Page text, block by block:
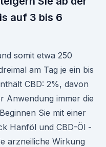
auf 3 bis 6
somit etwa 250
am Tag je ein bis
CBD: 2%, davon
Anwendung immer die
Sie mit einer
Hanföl und CBD-Öl -
arzneiliche Wirkung